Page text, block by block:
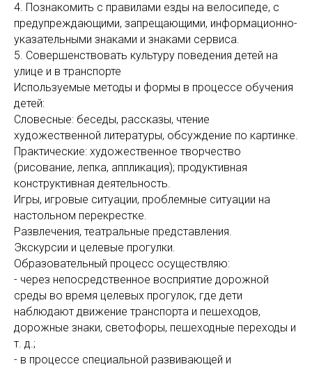
4. Познакомить с правилами езды на велосипеде, с
предупреждающими, запрещающими, информационно-
указательными знаками и знаками сервиса.
5. Совершенствовать культуру поведения детей на
улице и в транспорте
Используемые методы и формы в процессе обучения
детей:
Словесные: беседы, рассказы, чтение
художественной литературы, обсуждение по картинке.
Практические: художественное творчество
(рисование, лепка, аппликация); продуктивная
конструктивная деятельность.
Игры, игровые ситуации, проблемные ситуации на
настольном перекрестке.
Развлечения, театральные представления.
Экскурсии и целевые прогулки.
Образовательный процесс осуществляю:
- через непосредственное восприятие дорожной
среды во время целевых прогулок, где дети
наблюдают движение транспорта и пешеходов,
дорожные знаки, светофоры, пешеходные переходы и
т. д.;
- в процессе специальной развивающей и